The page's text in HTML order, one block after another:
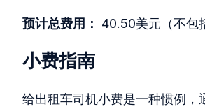
预计总费用： 40.50美元（不包
小费指南
给出租车司机小费是一种惯例，